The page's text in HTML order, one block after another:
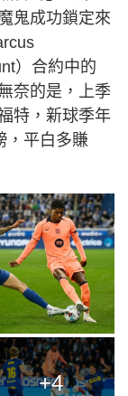
鬼成功鎖定來
）合約中的
奈的是，上季
特，新球季年
，平白多賺
+4